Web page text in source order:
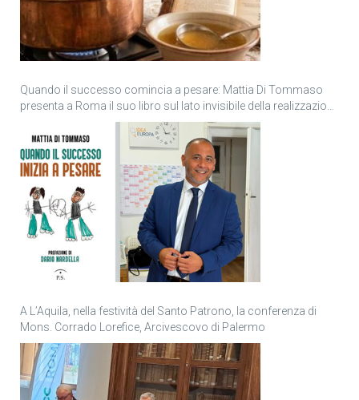
Quando il successo comincia a pesare: Mattia Di Tommaso
presenta a Roma il suo libro sul lato invisibile della realizzazione
A L’Aquila, nella festività del Santo Patrono, la conferenza di
Mons. Corrado Lorefice, Arcivescovo di Palermo